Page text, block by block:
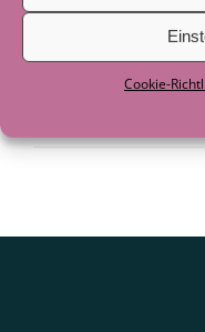
Cookie-
Boot nicht
Als der See